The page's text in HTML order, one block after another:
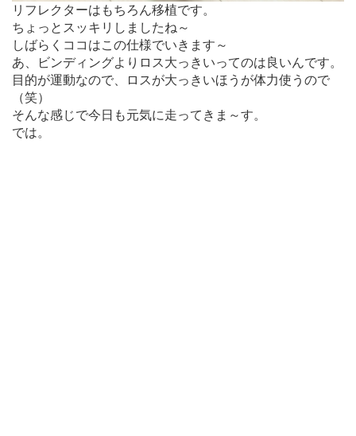
リフレクターはもちろん移植です。
ちょっとスッキリしましたね～
しばらくココはこの仕様でいきます～
あ、ビンディングよりロス大っきいってのは良いんです。
目的が運動なので、ロスが大っきいほうが体力使うので
（笑）
そんな感じで今日も元気に走ってきま～す。
では。